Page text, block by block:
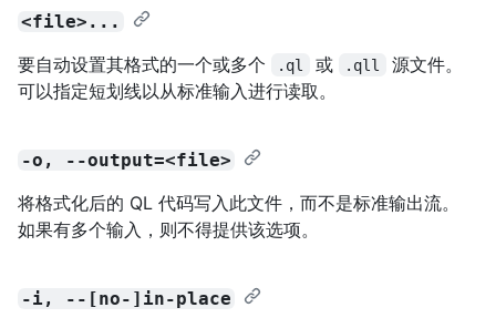
<file>...
要自动设置其格式的一个或多个 .ql 或 .qll
源文件。
可以指定短划线以从标准输入进行读取。
-o, --output=<file>
将格式化后的 QL 代码写入此文件，而不是标准输出流。
如果有多个输入，则不得提供该选项。
-i, --[no-]in-place